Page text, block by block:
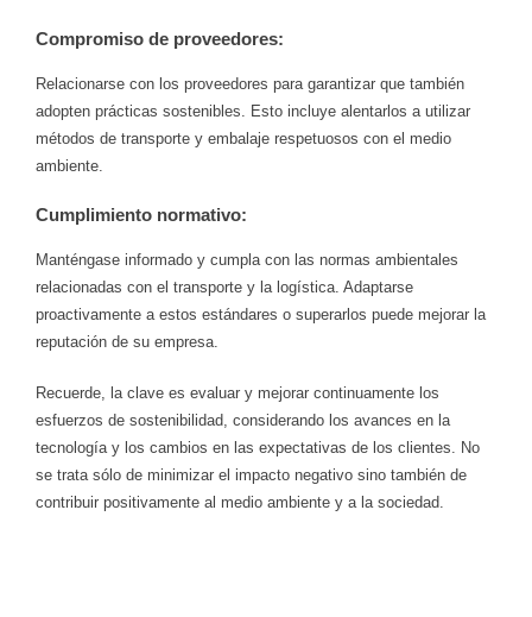
Compromiso de proveedores:
Relacionarse con los proveedores para garantizar que también
adopten prácticas sostenibles. Esto incluye alentarlos a utilizar
métodos de transporte y embalaje respetuosos con el medio
ambiente.
Cumplimiento normativo:
Manténgase informado y cumpla con las normas ambientales
relacionadas con el transporte y la logística. Adaptarse
proactivamente a estos estándares o superarlos puede mejorar la
reputación de su empresa.
Recuerde, la clave es evaluar y mejorar continuamente los
esfuerzos de sostenibilidad, considerando los avances en la
tecnología y los cambios en las expectativas de los clientes. No
se trata sólo de minimizar el impacto negativo sino también de
contribuir positivamente al medio ambiente y a la sociedad.